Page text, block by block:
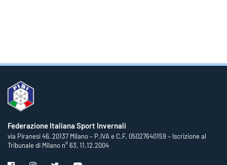
Federazione Italiana Sport Invernali
via Piranesi 46, 20137 Milano – P.IVA e C.F. 05027640159 – Iscrizione al
Tribunale di Milano n° 63, 11.12.2004